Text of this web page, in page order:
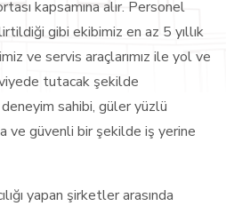
kapsamına alır. Personel
gibi ekibimiz en az 5 yıllık
ve servis araçlarımız ile yol ve
tutacak şekilde
sahibi, güler yüzlü
ve güvenli bir şekilde iş yerine
yapan şirketler arasında